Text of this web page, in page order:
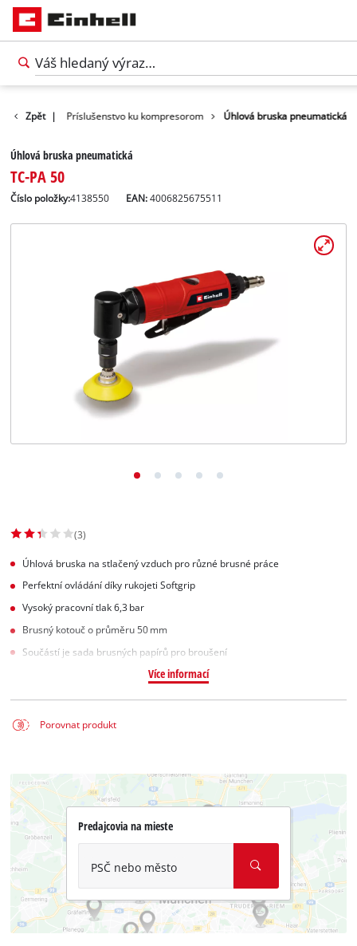
Zpět |
k náradiu Príslušenstvo ku kompresorom Úhlová bruska pneumatická
Úhlová bruska pneumatická
TC-PA 50
Číslo položky:4138550 EAN:4006825675511
(3)
Úhlová bruska na stlačený vzduch pro různé brusné práce
Perfektní ovládání díky rukojeti Softgrip
Vysoký pracovní tlak 6,3 bar
Brusný kotouč o průměru 50 mm
Součástí je sada brusných papírů pro broušení
Více informací
Porovnat produkt
Predajcovia na mieste
PSČ nebo město